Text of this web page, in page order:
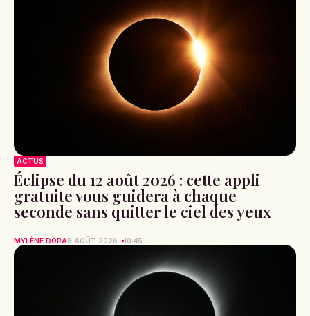
ACTUS
Éclipse du 12 août 2026 : cette appli
gratuite vous guidera à chaque
seconde sans quitter le ciel des yeux
MYLÈNE DORA8 AOÛT 2026 10:45